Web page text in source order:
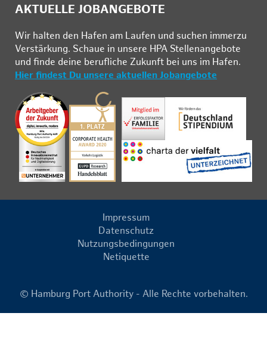
AKTUELLE JOBANGEBOTE
Wir hal­ten den Ha­fen am Lau­fen und su­chen im­mer­zu
Ver­stär­kung. Schau­e in un­se­re HPA Stel­len­an­ge­bo­te
und fin­de deine be­ruf­li­che Zu­kunft bei uns im Ha­fen.
Hier findest Du unsere aktuellen Jobangebote
Impressum
Datenschutz
Nutzungsbedingungen
Netiquette
© Hamburg Port Authority - Alle Rechte vorbehalten.